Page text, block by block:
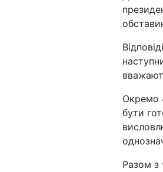
Окремо
бути
Разом з